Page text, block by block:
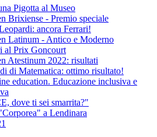
Pigotta al Museo
Brixiense - Premio speciale
ancora Ferrari!
Latinum - Antico e Moderno
al Prix Goncourt
Atestinum 2022: risultati
di Matematica: ottimo risultato!
education. Educazione inclusiva e
dove ti sei smarrita?"
a Lendinara